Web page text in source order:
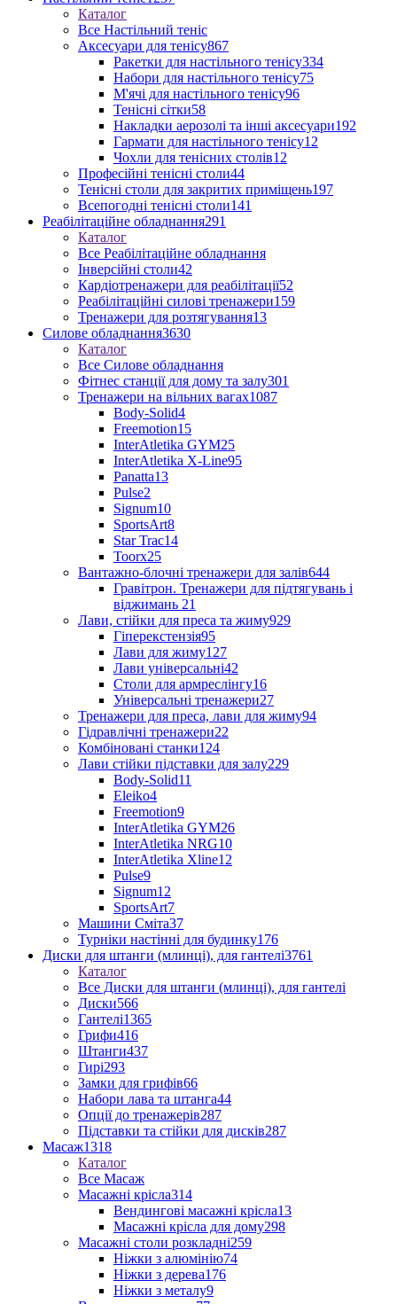
Каталог
Все Настільний теніс
Аксесуари для тенісу867
Ракетки для настільного тенісу334
Набори для настільного тенісу75
М'ячі для настільного тенісу96
Тенісні сітки58
Накладки аерозолі та інші аксесуари192
Гармати для настільного тенісу12
Чохли для тенісних столів12
Професійні тенісні столи44
Тенісні столи для закритих приміщень197
Всепогодні тенісні столи141
Реабілітаційне обладнання291
Каталог
Все Реабілітаційне обладнання
Інверсійні столи42
Кардіотренажери для реабілітації52
Реабілітаційні силові тренажери159
Тренажери для розтягування13
Силове обладнання3630
Каталог
Все Силове обладнання
Фітнес станції для дому та залу301
Тренажери на вільних вагах1087
Body-Solid4
Freemotion15
InterAtletika GYM25
InterAtletika X-Line95
Panatta13
Pulse2
Signum10
SportsArt8
Star Trac14
Toorx25
Вантажно-блочні тренажери для залів644
Гравітрон. Тренажери для підтягувань і
віджимань 21
Лави, стійки для преса та жиму929
Гіперекстензія95
Лави для жиму127
Лави універсальні42
Столи для армреслінгу16
Універсальні тренажери27
Тренажери для преса, лави для жиму94
Гідравлічні тренажери22
Комбіновані станки124
Лави стійки підставки для залу229
Body-Solid11
Eleiko4
Freemotion9
InterAtletika GYM26
InterAtletika NRG10
InterAtletika Xline12
Pulse9
Signum12
SportsArt7
Машини Сміта37
Турніки настінні для будинку176
Диски для штанги (млинці), для гантелі3761
Каталог
Все Диски для штанги (млинці), для гантелі
Диски566
Гантелі1365
Грифи416
Штанги437
Гирі293
Замки для грифів66
Набори лава та штанга44
Опції до тренажерів287
Підставки та стійки для дисків287
Масаж1318
Каталог
Все Масаж
Масажні крісла314
Вендингові масажні крісла13
Масажні крісла для дому298
Масажні столи розкладні259
Ніжки з алюмінію74
Ніжки з дерева176
Ніжки з металу9